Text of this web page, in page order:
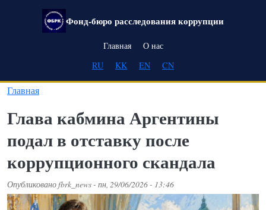
Перейти к основному содержанию
Фонд-бюро расследования коррупции
Main navigation
Главная
О нас
RU
KK EN CN
Главная
Глава кабмина Аргентины
подал в отставку после
коррупционного скандала
Опубликованоfbrk_news- пн, 29/06/2026 - 13:46